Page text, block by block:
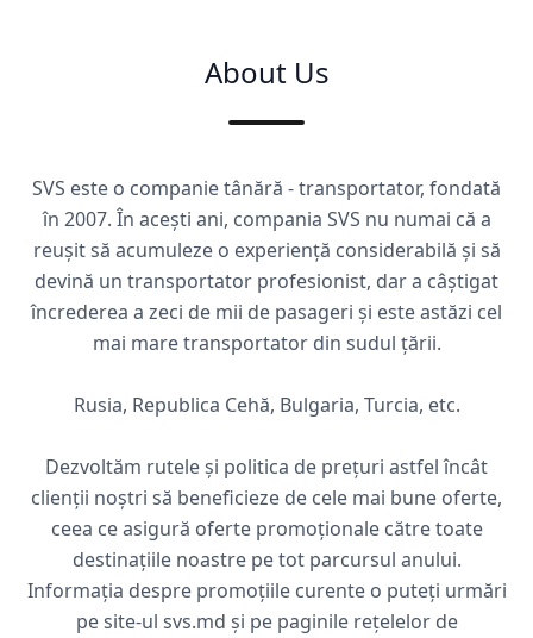
About Us
SVS este o companie tânără - transportator, fondată
în 2007. În acești ani, compania SVS nu numai că a
reușit să acumuleze o experiență considerabilă și să
devină un transportator profesionist, dar a câștigat
încrederea a zeci de mii de pasageri și este astăzi cel
mai mare transportator din sudul țării.
Rusia, Republica Cehă, Bulgaria, Turcia, etc.
Dezvoltăm rutele și politica de prețuri astfel încât
clienții noștri să beneficieze de cele mai bune oferte,
ceea ce asigură oferte promoționale către toate
destinațiile noastre pe tot parcursul anului.
Informația despre promoțiile curente o puteți urmări
pe site-ul svs.md și pe paginile rețelelor de